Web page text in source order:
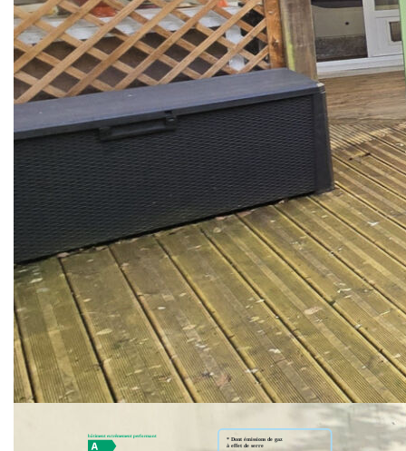
située en centre ville de Concarneau, à proximité des
commerces, des plages et de la corniche. Venez découvrir
ce bel appartement en rez-de-jardin, entièrement rénové en
2021, bien agencé, bénéficiant de beaux volumes, alliant
confort et praticité !
Il comprend un séjour avec cuisine aménagée et équipée,
deux chambres, une salle d'eau avec wc. À l'extérieur on
découvre une véranda d'été (appréciable toute l'année) et
enfin une belle cour d'environ 21m² sans vis à vis avec une
terrasse en bois (réalisée en 2024) et une partie végétalisée
** €229 000 honoraires inclus|€219 000 hors honoraires |Honoraires : 4.57%
TTC à la charge de l'acquéreur
Nos honoraires Nous contacter
Diagnostics énergétiques